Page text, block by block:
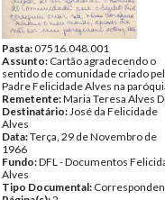
Pasta:07516.048.001
Assunto: Cartão agradecendo o
sentido de comunidade criado
Padre Felicidade Alves na
Remetente:Maria Teresa Alves
Destinatário:José da Felicidade
Alves
Data:Terça, 29 de Novembro de
1966
Fundo:DFL - Documentos
Alves
Tipo Documental: